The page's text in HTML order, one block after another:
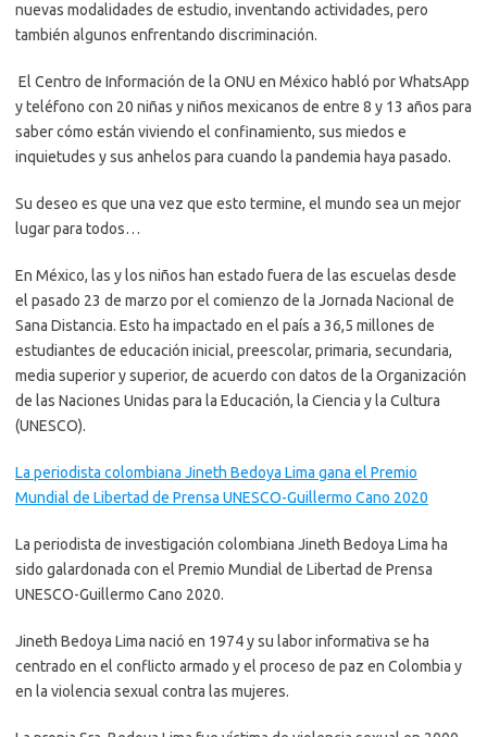
nuevas modalidades de estudio, inventando actividades, pero
también algunos enfrentando discriminación.
El Centro de Información de la ONU en México habló por WhatsApp
y teléfono con 20 niñas y niños mexicanos de entre 8 y 13 años para
saber cómo están viviendo el confinamiento, sus miedos e
inquietudes y sus anhelos para cuando la pandemia haya pasado.
Su deseo es que una vez que esto termine, el mundo sea un mejor
lugar para todos…
En México, las y los niños han estado fuera de las escuelas desde
el pasado 23 de marzo por el comienzo de la Jornada Nacional de
Sana Distancia. Esto ha impactado en el país a 36,5 millones de
estudiantes de educación inicial, preescolar, primaria, secundaria,
media superior y superior, de acuerdo con datos de la Organización
de las Naciones Unidas para la Educación, la Ciencia y la Cultura
(UNESCO).
La periodista colombiana Jineth Bedoya Lima gana el Premio
Mundial de Libertad de Prensa UNESCO-Guillermo Cano 2020
La periodista de investigación colombiana Jineth Bedoya Lima ha
sido galardonada con el Premio Mundial de Libertad de Prensa
UNESCO-Guillermo Cano 2020.
Jineth Bedoya Lima nació en 1974 y su labor informativa se ha
centrado en el conflicto armado y el proceso de paz en Colombia y
en la violencia sexual contra las mujeres.